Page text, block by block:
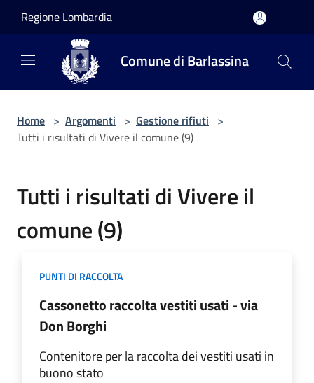
Regione Lombardia
Comune di Barlassina
Home > Argomenti > Gestione rifiuti >
Tutti i risultati di Vivere il comune (9)
Tutti i risultati di Vivere il
comune (9)
PUNTI DI RACCOLTA
Cassonetto raccolta vestiti usati - via
Don Borghi
Contenitore per la raccolta dei vestiti usati in
buono stato